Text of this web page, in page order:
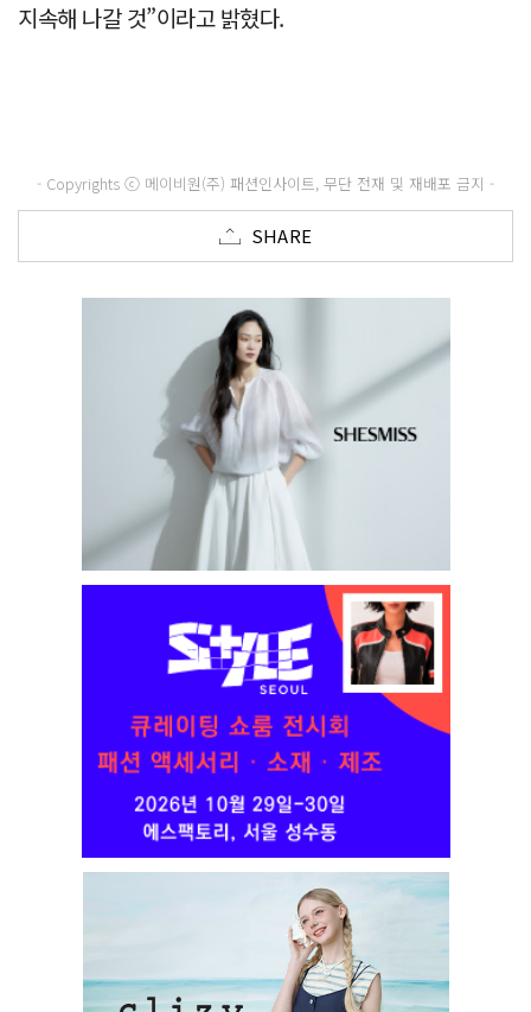
지속해 나갈 것”이라고 밝혔다.
- Copyrights ⓒ 메이비원(주) 패션인사이트, 무단 전재 및 재배포 금지 -
SHARE